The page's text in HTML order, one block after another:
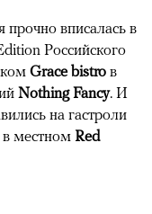
прочно вписалась в
Российского
Grace bistro в
Nothing Fancy. И
на гастроли
местном Red